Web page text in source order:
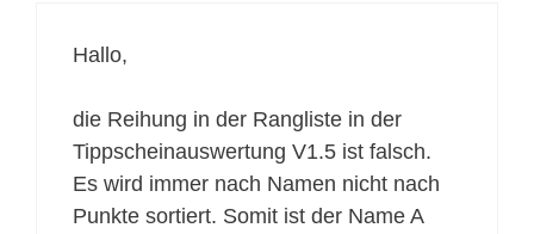
Hallo,
die Reihung in der Rangliste in der
Tippscheinauswertung V1.5 ist falsch.
Es wird immer nach Namen nicht nach
Punkte sortiert. Somit ist der Name A